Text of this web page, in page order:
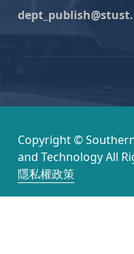
Copyright ©
and Technology All
隱私權政策